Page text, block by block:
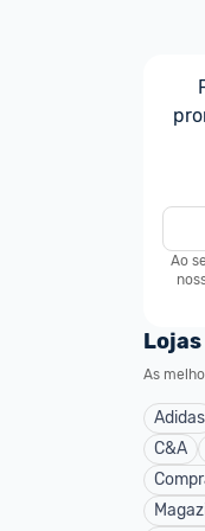
Ao
As
Adidas
C&A